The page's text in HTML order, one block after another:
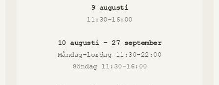
9 augusti
11:30-16:00
10 augusti - 27 september
Måndag-lördag 11:30-22:00
Söndag 11:30-16:00